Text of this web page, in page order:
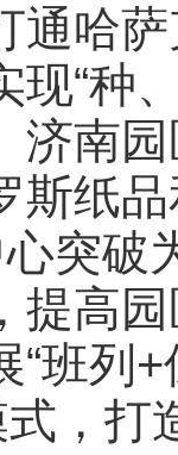
通哈
现“种
济南
斯纸
突破
提高
班列+
，打